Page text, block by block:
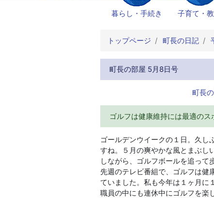
暮らし・手続き 子育て・
トップページ 町長の日記
町長の部屋 5月8日号
町長
ゴルフは健康維持には最適のス
ゴールデンウイークの１日。久し
すね。５月の爽やかな風とまぶし
しながら、ゴルフボールを追って
先週のテレビ番組で、ゴルフは健
ていました。私も今年は１ヶ月に
職員の中にも連休中にゴルフを楽